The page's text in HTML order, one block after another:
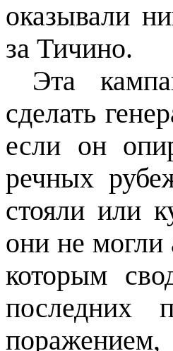
оказывали
за Тичино.
Эта
сделать
если он
речных
стояли или
они не могли
которым
последних